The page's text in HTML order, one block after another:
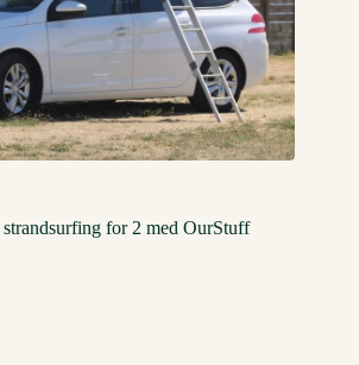
for 2 med OurStuff